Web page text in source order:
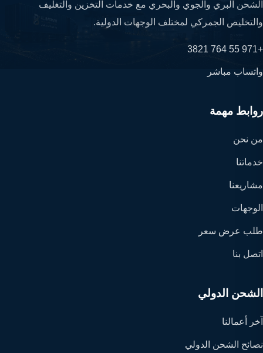
الشحن البري والجوي والبحري مع خدمات التخزين والتغليف
والتخليص الجمركي لمختلف الوجهات الدولية.
+971 55 764 3821
واتساب مباشر
روابط مهمة
من نحن
خدماتنا
مشاريعنا
الوجهات
طلب عرض سعر
اتصل بنا
الشحن الدولي
آخر أعمالنا
نصائح الشحن الدولي